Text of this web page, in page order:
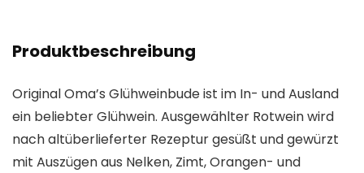
Produktbeschreibung
Original Oma’s Glühweinbude ist im In- und Ausland
ein beliebter Glühwein. Ausgewählter Rotwein wird
nach altüberlieferter Rezeptur gesüßt und gewürzt
mit Auszügen aus Nelken, Zimt, Orangen- und